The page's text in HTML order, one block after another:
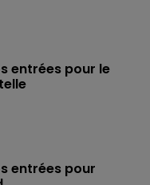
entrées pour le
entrées pour